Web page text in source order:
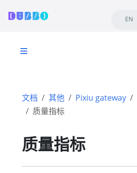
EN
文档 其他 Pixiu gateway
质量指标
质量指标